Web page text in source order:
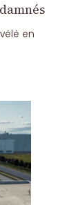
en